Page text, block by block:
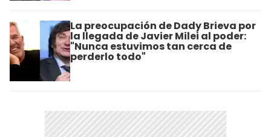
La preocupación de Dady Brieva por
la llegada de Javier Milei al poder:
"Nunca estuvimos tan cerca de
perderlo todo"